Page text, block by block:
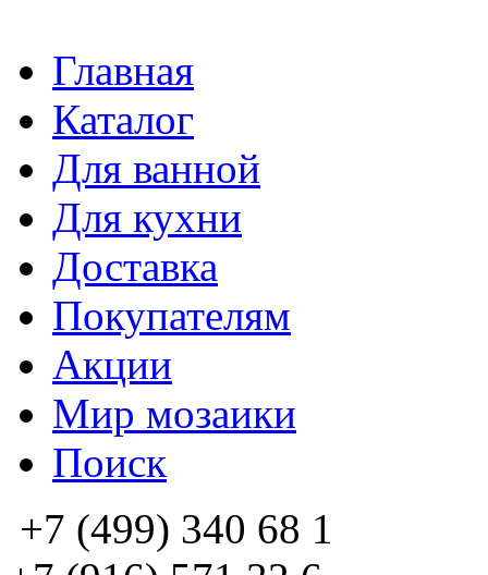
Главная
Каталог
Для ванной
Для кухни
Доставка
Покупателям
Акции
Мир мозаики
Поиск
+7 (499) 340 68 1